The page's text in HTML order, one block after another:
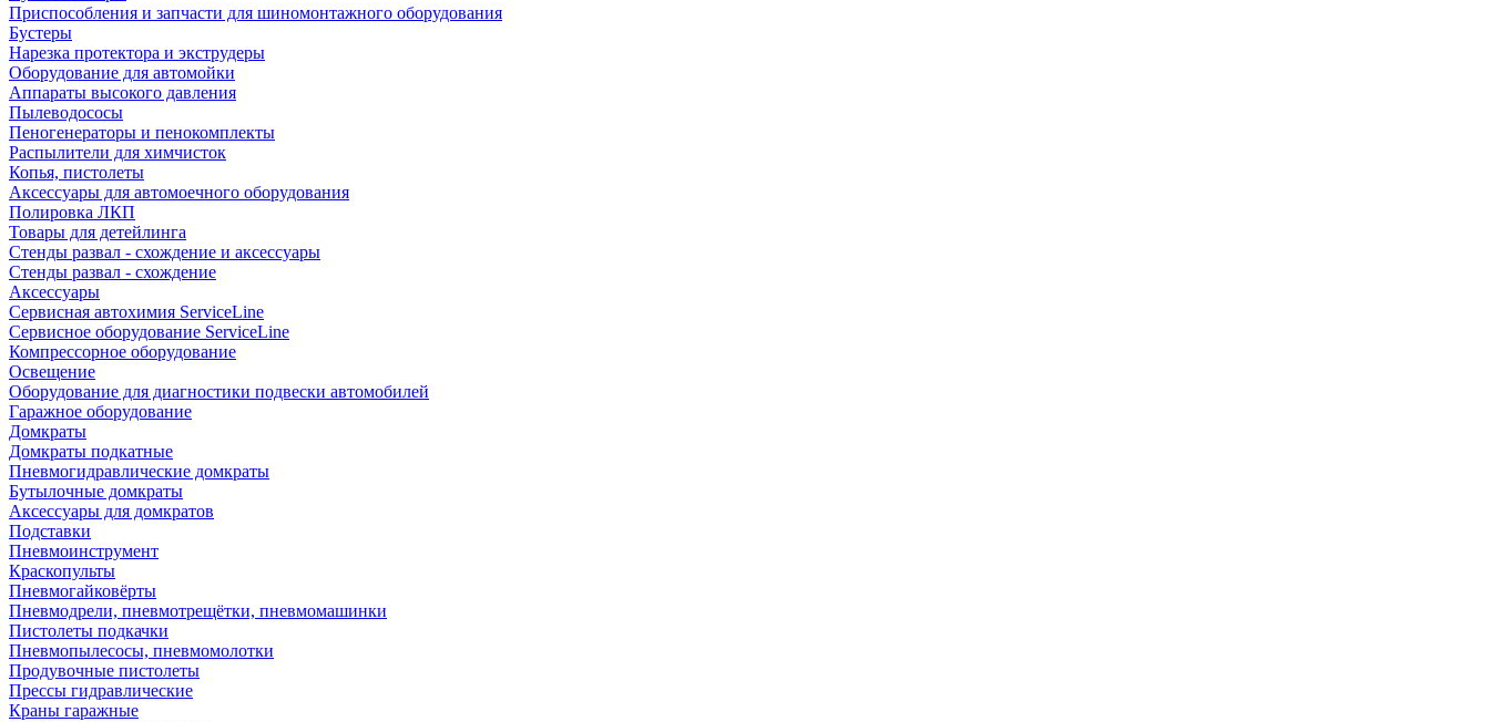
Приспособления и запчасти для шиномонтажного оборудования
Бустеры
Нарезка протектора и экструдеры
Оборудование для автомойки
Аппараты высокого давления
Пылеводососы
Пеногенераторы и пенокомплекты
Распылители для химчисток
Копья, пистолеты
Аксессуары для автомоечного оборудования
Полировка ЛКП
Товары для детейлинга
Стенды развал - схождение и аксессуары
Стенды развал - схождение
Аксессуары
Сервисная автохимия ServiceLine
Сервисное оборудование ServiceLine
Компрессорное оборудование
Освещение
Оборудование для диагностики подвески автомобилей
Гаражное оборудование
Домкраты
Домкраты подкатные
Пневмогидравлические домкраты
Бутылочные домкраты
Аксессуары для домкратов
Подставки
Пневмоинструмент
Краскопульты
Пневмогайковёрты
Пневмодрели, пневмотрещётки, пневмомашинки
Пистолеты подкачки
Пневмопылесосы, пневмомолотки
Продувочные пистолеты
Прессы гидравлические
Краны гаражные